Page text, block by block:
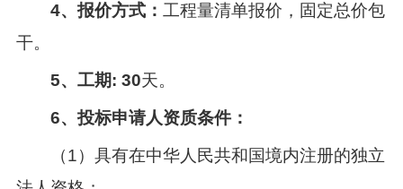
4、报价方式： 工程量清单报价，固定总价包
干。
5、工期: 30天。
6、投标申请人资质条件：
（1）具有在中华人民共和国境内注册的独立